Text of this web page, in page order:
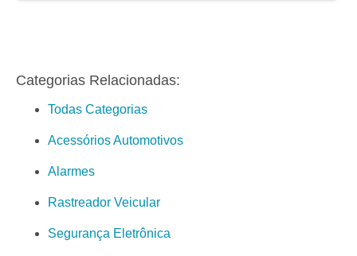
Categorias Relacionadas:
Todas Categorias
Acessórios Automotivos
Alarmes
Rastreador Veicular
Segurança Eletrônica